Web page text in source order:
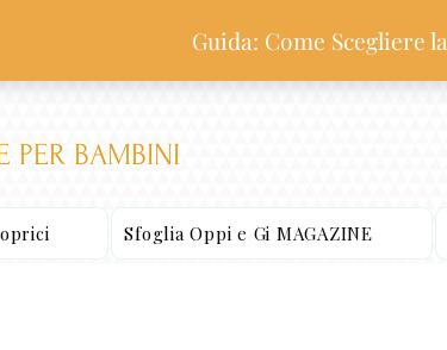
PER BAMBINI
Sfoglia Oppi e Gi MAGAZINE